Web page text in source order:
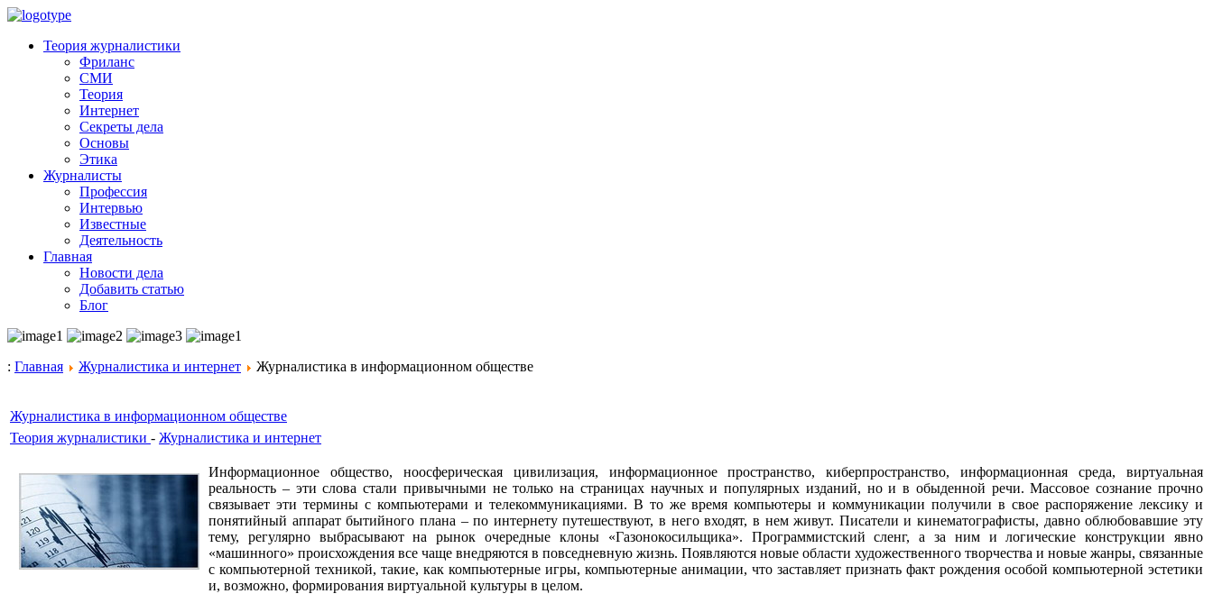
Теория журналистики
Фриланс
СМИ
Теория
Интернет
Секреты дела
Основы
Этика
Журналисты
Профессия
Интервью
Известные
Деятельность
Главная
Новости дела
Добавить статью
Блог
: Главная Журналистика и интернет Журналистика в информационном обществе
Журналистика в информационном обществе
Теория журналистики - Журналистика и интернет
Информационное общество, ноосферическая цивилизация, информационное пространство, киберпространство, информационная среда, виртуальная
реальность – эти слова стали привычными не только на страницах научных и популярных изданий, но и в обыденной речи. Массовое сознание прочно
связывает эти термины с компьютерами и телекоммуникациями. В то же время компьютеры и коммуникации получили в свое распоряжение лексику и
понятийный аппарат бытийного плана – по интернету путешествуют, в него входят, в нем живут. Писатели и кинематографисты, давно облюбовавшие эту
тему, регулярно выбрасывают на рынок очередные клоны «Газонокосильщика». Программистский сленг, а за ним и логические конструкции явно
«машинного» происхождения все чаще внедряются в повседневную жизнь. Появляются новые области художественного творчества и новые жанры, связанные
с компьютерной техникой, такие, как компьютерные игры, компьютерные анимации, что заставляет признать факт рождения особой компьютерной эстетики
и, возможно, формирования виртуальной культуры в целом.